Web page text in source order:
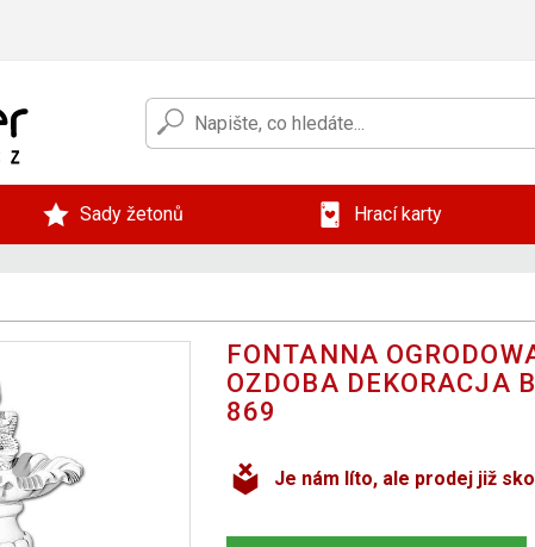
Sady žetonů Hrací karty
FONTANNA
OZDOBA DEKORACJA
869
Je nám líto, ale prodej již